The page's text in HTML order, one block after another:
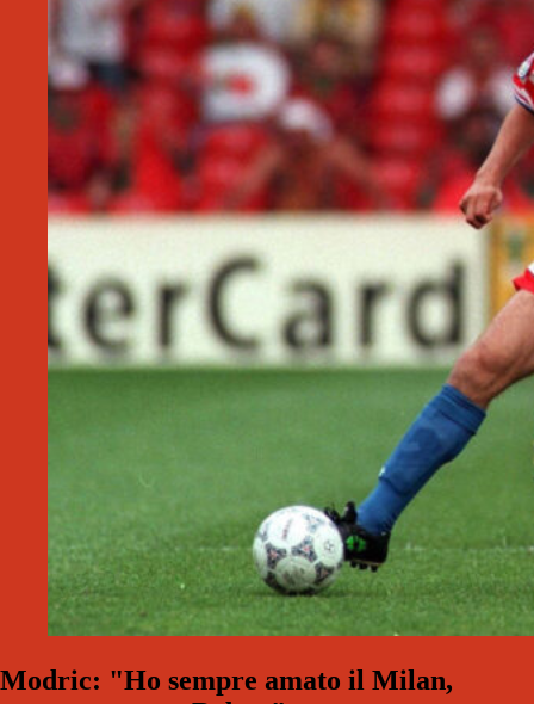
Modric: "Ho sempre amato il Milan,